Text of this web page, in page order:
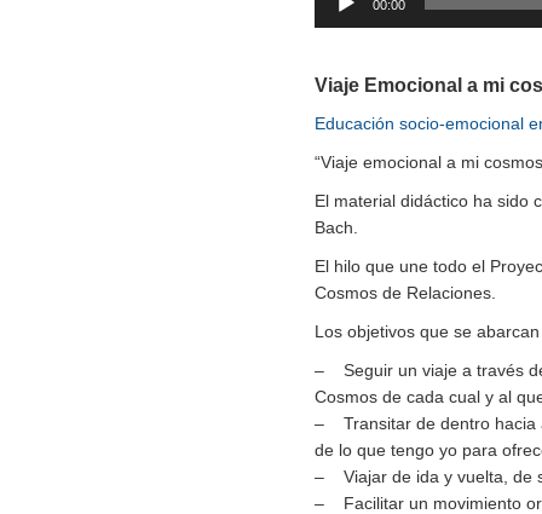
00:00
Viaje Emocional a mi
Educación socio-emocional
“Viaje emocional a mi
El material didáctico ha sido
Bach.
El hilo que une todo el
Cosmos de Relaciones.
Los objetivos que se
– Seguir un viaje a través
Cosmos de cada cual y al
– Transitar de dentro hacia
de lo que tengo yo para
– Viajar de ida y vuelta, de
– Facilitar un movimiento